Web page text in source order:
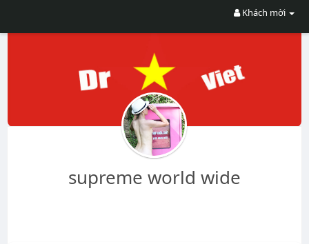
Khách mời
supreme world wide